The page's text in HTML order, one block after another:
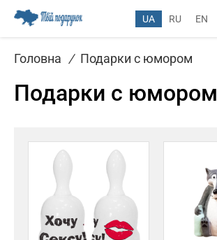
UA RU EN
Головна / Подарки с юмором
Подарки с юмором